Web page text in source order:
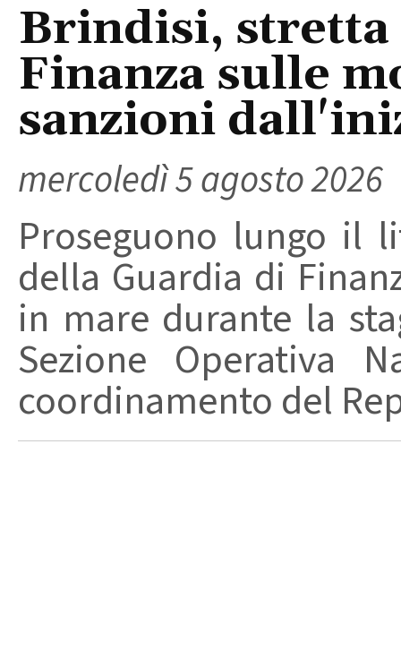
Brindisi, stretta
Finanza sulle
sanzioni
mercoledì 5 agosto 2026
Proseguono lungo il
della Guardia di
in mare durante la
Sezione Operativa
coordinamento del